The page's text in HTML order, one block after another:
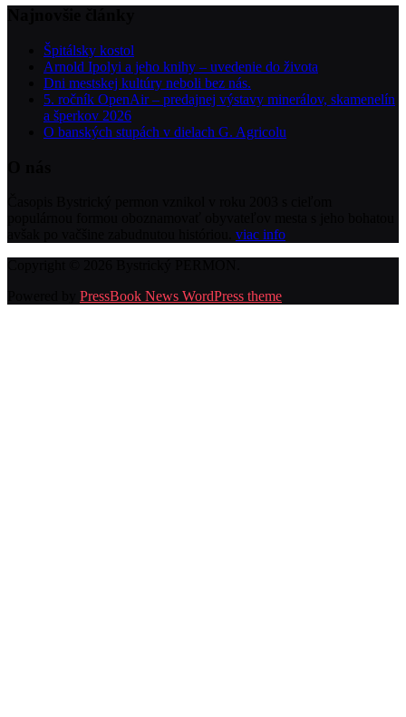
Špitálsky kostol
Arnold Ipolyi a jeho knihy – uvedenie do života
Dni mestskej kultúry neboli bez nás.
5. ročník OpenAir – predajnej výstavy minerálov, skamenelín
a šperkov 2026
O banských stupách v dielach G. Agricolu
viac info
PressBook News WordPress theme